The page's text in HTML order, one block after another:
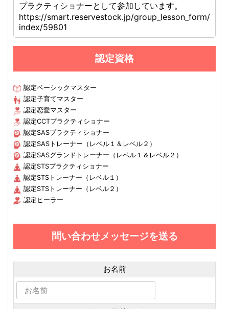
プラクティショナーとして参加しています。
https://smart.reservestock.jp/group_lesson_form/
index/59801
認定資格
認定ベーシックマスター
認定子育てマスター
認定恋愛マスター
認定CCTプラクティショナー
認定SASプラクティショナー
認定SASトレーナー（レベル１＆レベル２）
認定SASグランドトレーナー（レベル１＆レベル２）
認定STSプラクティショナー
認定STSトレーナー（レベル１）
認定STSトレーナー（レベル２）
認定ヒーラー
問い合わせメッセージを送る
お名前